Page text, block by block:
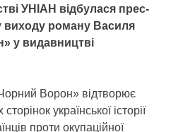
УНІАН відбулася прес-
виходу роману Василя
у видавництві
Ворон» відтворює
української історії
проти окупаційної